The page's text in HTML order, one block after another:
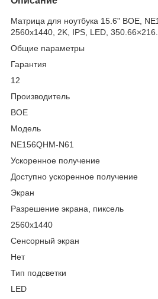
Матрица для ноутбука 15.6" BOE,
2560x1440, 2K, IPS, LED,
Общие параметры
Гарантия
12
Производитель
BOE
Модель
NE156QHM-N61
Ускоренное получение
Доступно ускоренное получение
Экран
Разрешение экрана, пиксель
2560x1440
Сенсорный экран
Нет
Тип подсветки
LED